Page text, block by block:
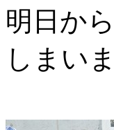
明日か
しまい